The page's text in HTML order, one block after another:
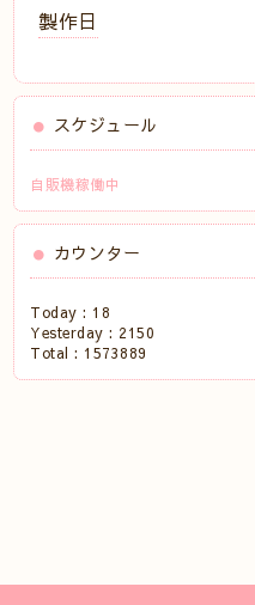
製作日
スケジュール
自販機稼働中
カウンター
Today : 18
Yesterday : 2150
Total : 1573889